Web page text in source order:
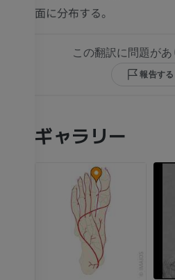
面に分布する。
この翻訳に問題があ
報告する
ギャラリー